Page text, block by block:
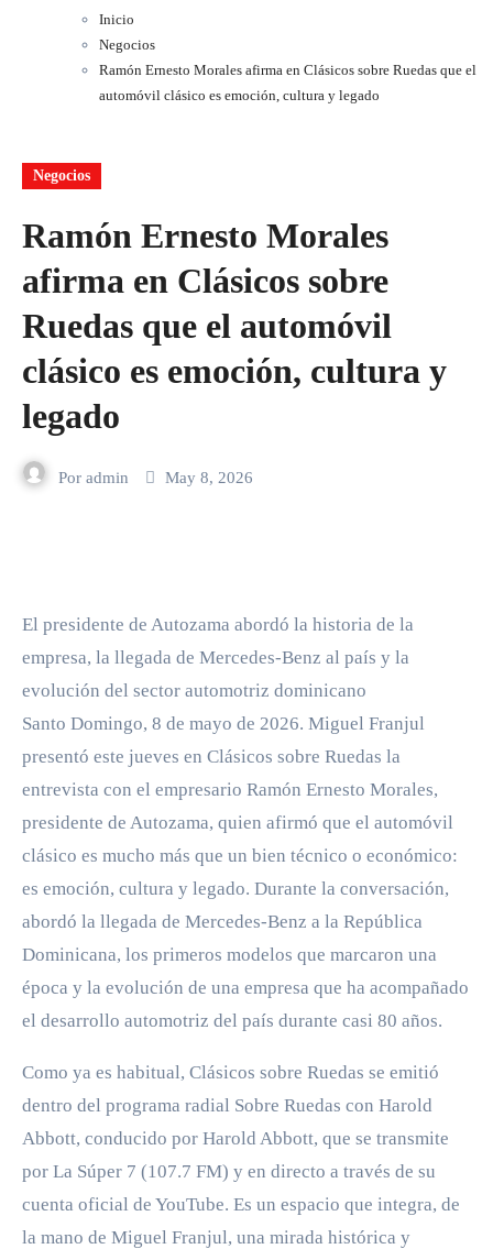
Inicio
Negocios
Ramón Ernesto Morales afirma en Clásicos sobre Ruedas que el
automóvil clásico es emoción, cultura y legado
Negocios
Ramón Ernesto Morales
afirma en Clásicos sobre
Ruedas que el automóvil
clásico es emoción, cultura y
legado
Por admin May 8, 2026
El presidente de Autozama abordó la historia de la
empresa, la llegada de Mercedes-Benz al país y la
evolución del sector automotriz dominicano
Santo Domingo, 8 de mayo de 2026. Miguel Franjul
presentó este jueves en Clásicos sobre Ruedas la
entrevista con el empresario Ramón Ernesto Morales,
presidente de Autozama, quien afirmó que el automóvil
clásico es mucho más que un bien técnico o económico:
es emoción, cultura y legado. Durante la conversación,
abordó la llegada de Mercedes-Benz a la República
Dominicana, los primeros modelos que marcaron una
época y la evolución de una empresa que ha acompañado
el desarrollo automotriz del país durante casi 80 años.
Como ya es habitual, Clásicos sobre Ruedas se emitió
dentro del programa radial Sobre Ruedas con Harold
Abbott, conducido por Harold Abbott, que se transmite
por La Súper 7 (107.7 FM) y en directo a través de su
cuenta oficial de YouTube. Es un espacio que integra, de
la mano de Miguel Franjul, una mirada histórica y